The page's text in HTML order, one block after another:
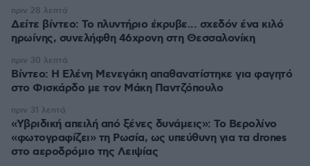
Δείτε βίντεο: Το πλυντήριο έκρυβε... σχεδόν ένα κιλό
ηρωίνης, συνελήφθη 46χρονη στη Θεσσαλονίκη
πριν 28 λεπτά
Βίντεο: Η Ελένη Μενεγάκη απαθανατίστηκε για φαγητό
στο Φισκάρδο με τον Μάκη Παντζόπουλο
πριν 30 λεπτά
«Υβριδική απειλή από ξένες δυνάμεις»: Το Βερολίνο
«φωτογραφίζει» τη Ρωσία, ως υπεύθυνη για τα drones
στο αεροδρόμιο της Λειψίας
πριν 31 λεπτά